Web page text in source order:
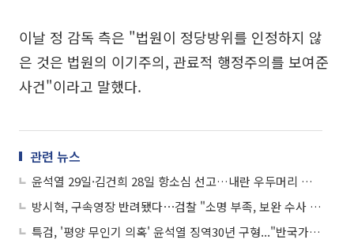
이날 정 감독 측은 "법원이 정당방위를 인정하지 않
은 것은 법원의 이기주의, 관료적 행정주의를 보여준
사건"이라고 말했다.
관련 뉴스
윤석열 29일·김건희 28일 항소심 선고…내란 우두머리 재판도 시작
방시혁, 구속영장 반려됐다⋯검찰 "소명 부족, 보완 수사 필요"
특검, '평양 무인기 의혹' 윤석열 징역30년 구형..."반국가ㆍ반국민적 범죄"